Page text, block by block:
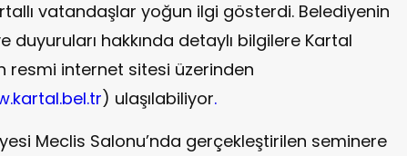
vatandaşlar yoğun ilgi gösterdi. Belediyenin
duyuruları hakkında detaylı bilgilere Kartal
resmi internet sitesi üzerinden
) ulaşılabiliyor.
Meclis Salonu’nda gerçekleştirilen seminere